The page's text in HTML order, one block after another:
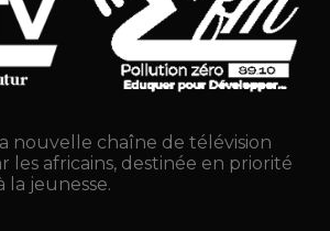
nouvelle chaîne de télévision
les africains, destinée en priorité
la jeunesse.